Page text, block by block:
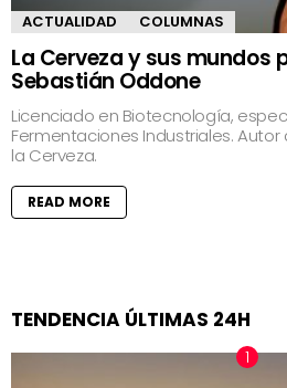
ACTUALIDAD COLUMNAS
La Cerveza y sus mundos
Sebastián Oddone
Licenciado en Biotecnología,
Fermentaciones Industriales.
la Cerveza.
READ MORE
TENDENCIA ÚLTIMAS 24H